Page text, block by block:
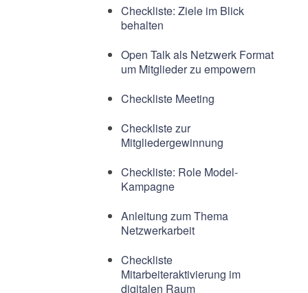
Checkliste: Ziele im Blick
behalten
Open Talk als Netzwerk Format
um Mitglieder zu empowern
Checkliste Meeting
Checkliste zur
Mitgliedergewinnung
Checkliste: Role Model-
Kampagne
Anleitung zum Thema
Netzwerkarbeit
Checkliste
Mitarbeiteraktivierung im
digitalen Raum